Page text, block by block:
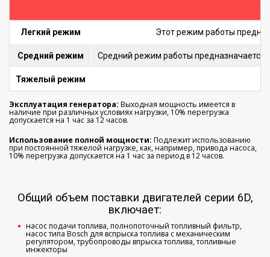
Легкий режим Этот режим работы
Средний режим Средний режим работы предназначается
Тяжелый режим
Эксплуатация генератора: Выходная мощность имеется в
наличие при различных условиях нагрузки, 10% перегрузка
допускается на 1 час за 12 часов.
Использование полной мощности: Подлежит использованию
при постоянной тяжелой нагрузке, как, например, привода насоса,
10% перегрузка допускается на 1 час за период в 12 часов.
Общий объем поставки двигателей серии 6D,
включает:
насос подачи топлива, полнопоточный топливный фильтр,
насос типа Bosch для вспрыска топлива с механическим
регулятором, трубопроводы впрыска топлива, топливные
инжекторы